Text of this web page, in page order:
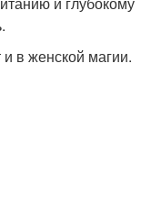
в женской магии.